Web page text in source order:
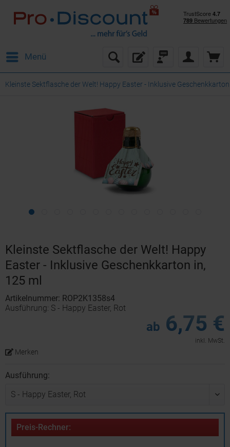
Menü
Kleinste Sektflasche der Welt! Happy Easter - Inklusive
Kleinste Sektflasche der Welt! Happy
Easter - Inklusive Geschenkkarton in,
125 ml
Artikelnummer: ROP2K1358s4
Ausführung: S - Happy Easter, Rot
ab 6,75 €
inkl. MwSt.
Merken
Ausführung:
Preis-Rechner: